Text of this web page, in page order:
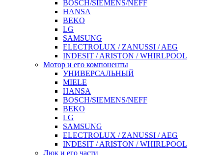
BOSCH/SIEMENS/NEFF
HANSA
BEKO
LG
SAMSUNG
ELECTROLUX / ZANUSSI / AEG
INDESIT / ARISTON / WHIRLPOOL
Мотор и его компоненты
УНИВЕРСАЛЬНЫЙ
MIELE
HANSA
BOSCH/SIEMENS/NEFF
BEKO
LG
SAMSUNG
ELECTROLUX / ZANUSSI / AEG
INDESIT / ARISTON / WHIRLPOOL
Люк и его части